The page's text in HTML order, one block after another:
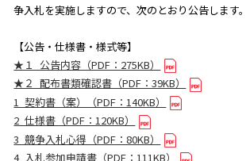
争入札を実施しますので、次のとおり公告します。
【公告・仕様書・様式等】
★１_公告内容（PDF：275KB）
★２_配布書類確認書（PDF：39KB）
1_契約書（案）（PDF：140KB）
2_仕様書（PDF：120KB）
3_競争入札心得（PDF：80KB）
4_入札参加申請書（PDF：111KB）